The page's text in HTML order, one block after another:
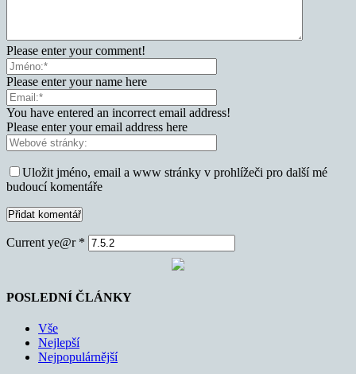
Please enter your comment!
Please enter your name here
You have entered an incorrect email address!
Please enter your email address here
Uložit jméno, email a www stránky v prohlížeči pro další mé
budoucí komentáře
Current ye@r *
POSLEDNÍ ČLÁNKY
Vše
Nejlepší
Nejpopulárnější